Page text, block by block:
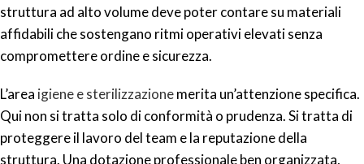
struttura ad alto volume deve poter contare su materiali
affidabili che sostengano ritmi operativi elevati senza
compromettere ordine e sicurezza.
L’area igiene e sterilizzazionemerita un’attenzione specifica.
Qui non si tratta solo di conformità o prudenza. Si tratta di
proteggere il lavoro del team e la reputazione della
struttura. Una dotazione professionale ben organizzata,